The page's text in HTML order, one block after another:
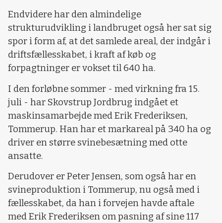
Endvidere har den almindelige
strukturudvikling i landbruget også her sat sig
spor i form af, at det samlede areal, der indgår i
driftsfællesskabet, i kraft af køb og
forpagtninger er vokset til 640 ha.
I den forløbne sommer - med virkning fra 15.
juli - har Skovstrup Jordbrug indgået et
maskinsamarbejde med Erik Frederiksen,
Tommerup. Han har et markareal på 340 ha og
driver en større svinebesætning med otte
ansatte.
Derudover er Peter Jensen, som også har en
svineproduktion i Tommerup, nu også med i
fællesskabet, da han i forvejen havde aftale
med Erik Frederiksen om pasning af sine 117